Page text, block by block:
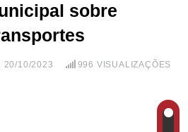
sobre
20/10/2023 996 VISUALIZAÇÕES